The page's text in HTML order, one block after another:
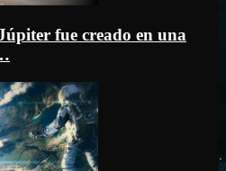
fue creado en una